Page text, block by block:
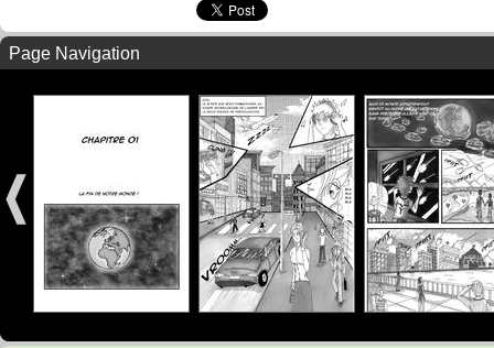
Page Navigation